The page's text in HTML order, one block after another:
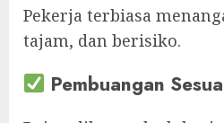
Pekerja terbiasa
tajam, dan berisiko.
Pembuangan